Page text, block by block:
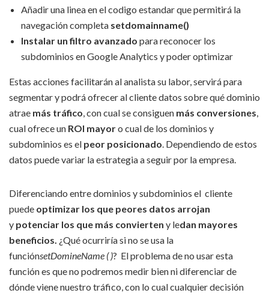
Añadir una linea en el codigo estandar que permitirá la
navegación completa setdomainname()
Instalar un filtro avanzado para reconocer los
subdominios en Google Analytics y poder optimizar
Estas acciones facilitarán al analista su labor, servirá para
segmentar y podrá ofrecer al cliente datos sobre qué dominio
atrae más tráfico, con cual se consiguen más conversiones,
cual ofrece un ROI mayoro cual de los dominios y
subdominios es el peor posicionado. Dependiendo de estos
datos puede variar la estrategia a seguir por la empresa.
Diferenciando entre dominios y subdominios el cliente
puede optimizar los que peores datos arrojan
y potenciar los que más convierten y ledan mayores
beneficios. ¿Qué ocurriría si no se usa la
funciónsetDomineName ( )? El problema de no usar esta
función es que no podremos medir bien ni diferenciar de
dónde viene nuestro tráfico, con lo cual cualquier decisión